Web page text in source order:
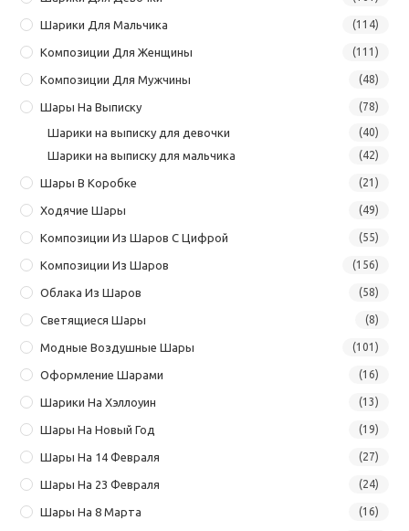
Шарики Для Мальчика (114)
Композиции Для Женщины (111)
Композиции Для Мужчины (48)
Шары На Выписку (78)
Шарики на выписку для девочки (40)
Шарики на выписку для мальчика (42)
Шары В Коробке (21)
Ходячие Шары (49)
Композиции Из Шаров С Цифрой (55)
Композиции Из Шаров (156)
Облака Из Шаров (58)
Светящиеся Шары (8)
Модные Воздушные Шары (101)
Оформление Шарами (16)
Шарики На Хэллоуин (13)
Шары На Новый Год (19)
Шары На 14 Февраля (27)
Шары На 23 Февраля (24)
Шары На 8 Марта (16)